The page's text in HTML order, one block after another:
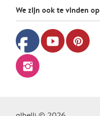
We zijn ook te vinden op
facebook youtube pinterest
instagram